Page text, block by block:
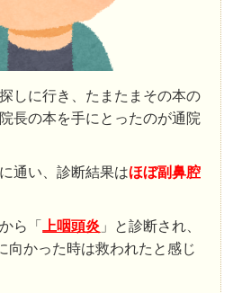
しに行き、たまたまその本の
長の本を手にとったのが通院
通い、診断結果はほぼ副鼻腔
ら「 上咽頭炎 」と診断され、
向かった時は救われたと感じ